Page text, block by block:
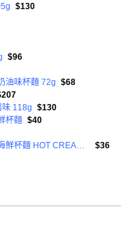
$130
$96
油味杯麵 72g $68
味 118g $130
杯麵 $40
$36